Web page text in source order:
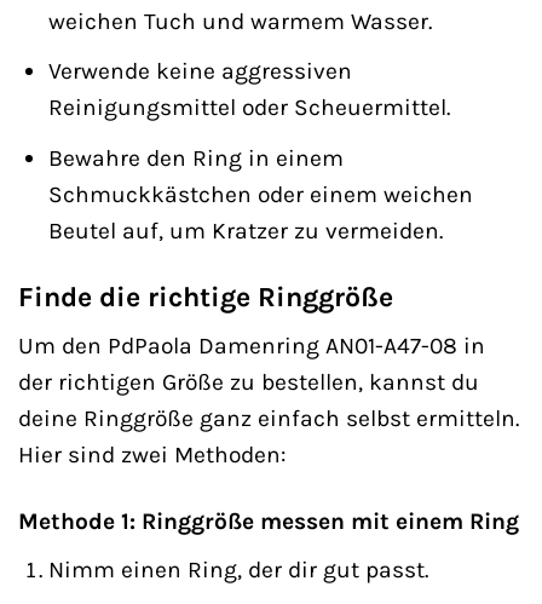
weichen Tuch und warmem Wasser.
Verwende keine aggressiven
Reinigungsmittel oder Scheuermittel.
Bewahre den Ring in einem
Schmuckkästchen oder einem weichen
Beutel auf, um Kratzer zu vermeiden.
Finde die richtige Ringgröße
Um den PdPaola Damenring AN01-A47-08 in
der richtigen Größe zu bestellen, kannst du
deine Ringgröße ganz einfach selbst ermitteln.
Hier sind zwei Methoden:
Methode 1: Ringgröße messen mit einem Ring
Nimm einen Ring, der dir gut passt.